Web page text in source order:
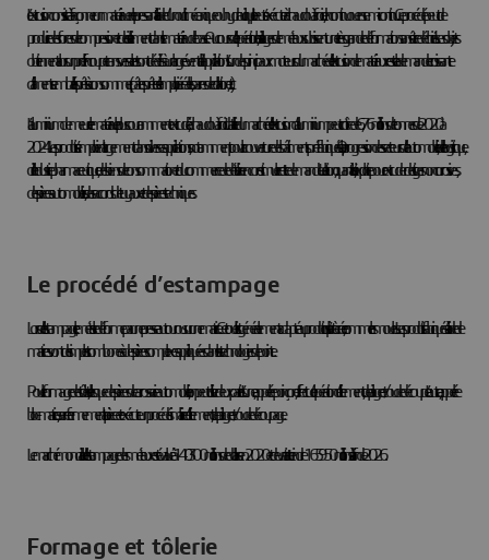
L’extrusion consiste à façonner un matériau en le pressant à l’aide d’un outil mécanique ou hydraulique. Il peut s’exécuter à chaud ou à froid, en continu ou en semi-continu. Ce procédé peut de
produire des forces de compression et de cisaillement dans le matériau de base. Au cours de l’opération, les alliages de métaux subissent une très grande déformation sans être déchirés. Les objets
obtiennent alors un profil en coupe transversale et sont dédiés à un large éventail d’applications. L’un des principaux moteurs du marché de l’extrusion de matériaux reste la demande croissante
d’aliments emballés prêts à consommer (pâtes prêtes à l’emploi, céréales, barres de collation, etc.).
L’aluminium demeure le matériau le plus couramment extrudé, à chaud ou à froid. La taille du marché de l’extrusion d’aluminium peut croître de 6,76 millions de tonnes de 2020 à
2024. Les produits s’emploient largement dans diverses applications, notamment pour la couverture des bâtiments préfabriqués. Or, la progression des secteurs de l’automobile, de la logistique,
de l’industrie pharmaceutique, des biens de consommation et du commerce de détail va encore stimuler cette demande. Le laiton, quant à lui, s’exploite pour extruder des tiges non corrosives,
des pièces automobiles, des raccords de tuyaux et des pièces techniques.
Le procédé d’estampage
Lors de l’estampage, le métal se déforme par une presse autour ou sur une matrice. Cet outil est généralement adapté au produit qu’il sert à créer, comme les moules. Les produits fabriqués à l’aide de
matrices vont de simples trombones à des pièces complexes appliquées dans les technologies de pointe.
Pour le formage des tôles, telles que des pièces de carrosserie automobile, on peut utiliser deux parties. L’une, appelée poinçon, effectue l’opération d’étirement, de pliage et/ou de découpe. L’autre, appelée
bloc-matrice, serre fermement la pièce et exécute un procédé similaire d’étirement, de pliage et/ou de découpage.
Le marché mondial de l’estampage des métaux est évalué à 140 300 millions de dollars en 2020 et devrait atteindre 165 950 millions à la fin de 2026.
Formage et tôlerie